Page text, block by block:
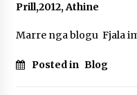
Prill,2012, Athine
Marre nga blogu Fjala
Posted in Blog